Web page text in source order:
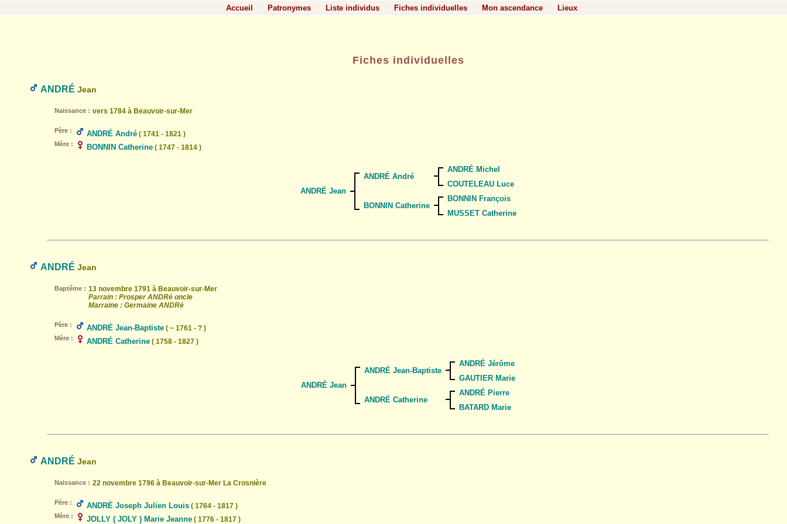
Accueil Patronymes Liste individus Fiches individuelles Mon ascendance Lieux
Fiches individuelles
ANDRÉ Jean
Naissance : vers 1784 à Beauvoir-sur-Mer
Père : ANDRÉ André ( 1741 - 1821 )
Mère : BONNIN Catherine ( 1747 - 1814 )
ANDRÉ Jean
ANDRÉ André
ANDRÉ Michel
COUTELEAU Luce
BONNIN Catherine
BONNIN François
MUSSET Catherine
ANDRÉ Jean
Baptême : 13 novembre 1791 à Beauvoir-sur-Mer
Parrain : Prosper ANDRé oncle
Marraine : Germaine ANDRé
Père : ANDRÉ Jean-Baptiste ( ~ 1761 - ? )
Mère : ANDRÉ Catherine ( 1758 - 1827 )
ANDRÉ Jean
ANDRÉ Jean-Baptiste
ANDRÉ Jérôme
GAUTIER Marie
ANDRÉ Catherine
ANDRÉ Pierre
BATARD Marie
ANDRÉ Jean
Naissance : 22 novembre 1796 à Beauvoir-sur-Mer La Crosnière
Père : ANDRÉ Joseph Julien Louis ( 1764 - 1817 )
Mère : JOLLY ( JOLY ) Marie Jeanne ( 1776 - 1817 )